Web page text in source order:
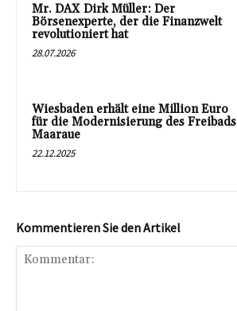
Mr. DAX Dirk Müller: Der
Börsenexperte, der die Finanzwelt
revolutioniert hat
28.07.2026
Wiesbaden erhält eine Million Euro
für die Modernisierung des Freibads
Maaraue
22.12.2025
Kommentieren Sie den Artikel